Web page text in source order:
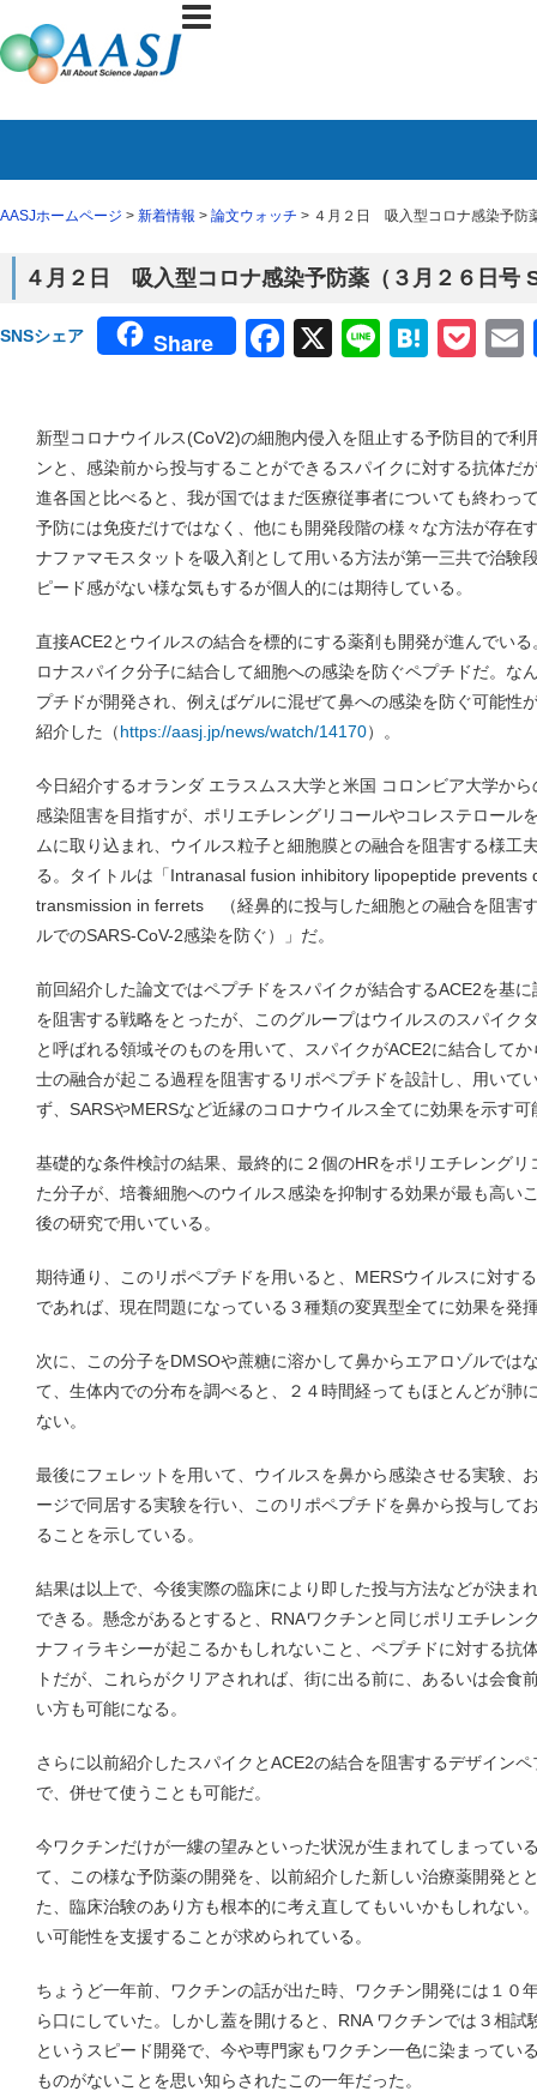
AASJホームページ > 新着情報 > 論文ウォッチ > ４月２日 吸入型コロナ感染予防
４月２日 吸入型コロナ感染予防薬（３月２６日号
SNSシェア Share Facebook
X Line
新型コロナウイルス(CoV2)の細胞内侵入を阻止する予防目的で利
ンと、感染前から投与することができるスパイクに対する抗体だ
進各国と比べると、我が国ではまだ医療従事者についても終わっ
予防には免疫だけではなく、他にも開発段階の様々な方法が存在
ナファマモスタットを吸入剤として用いる方法が第一三共で治験
ピード感がない様な気もするが個人的には期待している。
直接ACE2とウイルスの結合を標的にする薬剤も開発が進んでい
ロナスパイク分子に結合して細胞への感染を防ぐペプチドだ。な
プチドが開発され、例えばゲルに混ぜて鼻への感染を防ぐ可能性
紹介した（https://aasj.jp/news/watch/14170）。
今日紹介するオランダ エラスムス大学と米国 コロンビア大学か
感染阻害を目指すが、ポリエチレングリコールやコレステロール
ムに取り込まれ、ウイルス粒子と細胞膜との融合を阻害する様工
る。タイトルは「Intranasal fusion inhibitory lipopeptide prevents
transmission in ferrets （経鼻的に投与した細胞との融合を阻害
ルでのSARS-CoV-2感染を防ぐ）」だ。
前回紹介した論文ではペプチドをスパイクが結合するACE2を基
を阻害する戦略をとったが、このグループはウイルスのスパイク
と呼ばれる領域そのものを用いて、スパイクがACE2に結合して
士の融合が起こる過程を阻害するリポペプチドを設計し、用いて
ず、SARSやMERSなど近縁のコロナウイルス全てに効果を示す可
基礎的な条件検討の結果、最終的に２個のHRをポリエチレング
た分子が、培養細胞へのウイルス感染を抑制する効果が最も高い
後の研究で用いている。
期待通り、このリポペプチドを用いると、MERSウイルスに対す
であれば、現在問題になっている３種類の変異型全てに効果を発
次に、この分子をDMSOや蔗糖に溶かして鼻からエアロゾルでは
て、生体内での分布を調べると、２４時間経ってもほとんどが肺
ない。
最後にフェレットを用いて、ウイルスを鼻から感染させる実験、
ージで同居する実験を行い、このリポペプチドを鼻から投与して
ることを示している。
結果は以上で、今後実際の臨床により即した投与方法などが決ま
できる。懸念があるとすると、RNAワクチンと同じポリエチレン
ナフィラキシーが起こるかもしれないこと、ペプチドに対する抗
トだが、これらがクリアされれば、街に出る前に、あるいは会食
い方も可能になる。
さらに以前紹介したスパイクとACE2の結合を阻害するデザイン
で、併せて使うことも可能だ。
今ワクチンだけが一縷の望みといった状況が生まれてしまってい
て、この様な予防薬の開発を、以前紹介した新しい治療薬開発と
た、臨床治験のあり方も根本的に考え直してもいいかもしれない
い可能性を支援することが求められている。
ちょうど一年前、ワクチンの話が出た時、ワクチン開発には１０
ら口にしていた。しかし蓋を開けると、RNA ワクチンでは３相
というスピード開発で、今や専門家もワクチン一色に染まってい
ものがないことを思い知らされたこの一年だった。